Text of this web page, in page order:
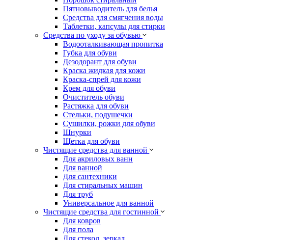
Пятновыводитель для белья
Средства для смягчения воды
Таблетки, капсулы для стирки
Средства по уходу за обувью
Водооталкивающая пропитка
Губка для обуви
Дезодорант для обуви
Краска жидкая для кожи
Краска-спрей для кожи
Крем для обуви
Очиститель обуви
Растяжка для обуви
Стельки, подушечки
Сушилки, рожки для обуви
Шнурки
Щетка для обуви
Чистящие средства для ванной
Для акриловых ванн
Для ванной
Для сантехники
Для стиральных машин
Для труб
Универсальное для ванной
Чистящие средства для гостинной
Для ковров
Для пола
Для стекол, зеркал